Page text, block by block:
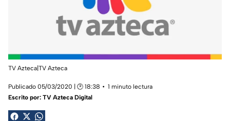
TV Azteca|TV Azteca
Publicado 05/03/2020 | 🕑 18:38
1 minuto lectura
Escrito por: TV Azteca Digital